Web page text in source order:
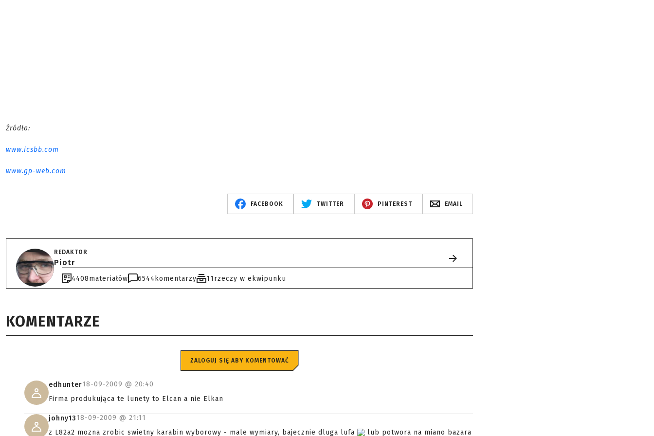
Źródła:
www.icsbb.com
www.gp-web.com
FACEBOOK TWITTER PINTEREST EMAIL
REDAKTOR
Piotr
4408materiałów 6544 komentarzy 11rzeczy w ekwipunku
KOMENTARZE
ZALOGUJ SIĘ ABY KOMENTOWAĆ
edhunter18-09-2009 @ 20:40
Firma produkująca te lunety to Elcan a nie Elkan
johny1318-09-2009 @ 21:11
z L82a2 mozna zrobic swietny karabin wyborowy - male wymiary, bajecznie dluga lufa
lub potwora na miano bazara